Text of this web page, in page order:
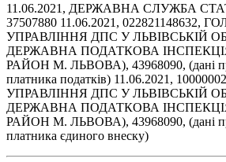
11.06.2021, ДЕРЖАВНА СЛУЖБА
37507880 11.06.2021, 022821148632,
УПРАВЛІННЯ ДПС У ЛЬВІВСЬКІЙ
ДЕРЖАВНА ПОДАТКОВА
РАЙОН М. ЛЬВОВА), 43968090, (дані
платника податків) 11.06.2021,
УПРАВЛІННЯ ДПС У ЛЬВІВСЬКІЙ
ДЕРЖАВНА ПОДАТКОВА
РАЙОН М. ЛЬВОВА), 43968090, (дані
платника єдиного внеску)